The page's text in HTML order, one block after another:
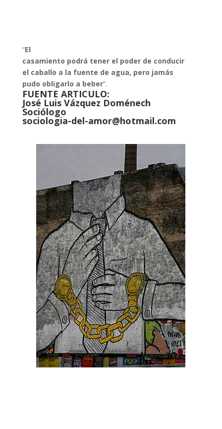
“El
casamiento podrá tener el poder de conducir
el caballo a la fuente de agua, pero jamás
pudo obligarlo a beber”.
FUENTE ARTICULO:
José Luis Vázquez Doménech
Sociólogo
sociologia-del-amor@hotmail.com